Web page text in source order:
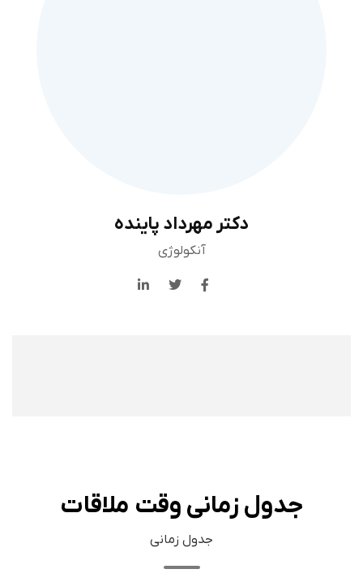
دکتر مهرداد پاینده
آنکولوژی
جدول زمانی وقت ملاقات
جدول زمانی